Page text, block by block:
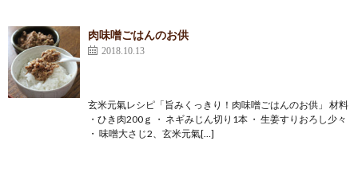
肉味噌ごはんのお供
2018.10.13
玄米元氣レシピ「旨みくっきり！肉味噌ごはんのお供」 材料
・ひき肉200ｇ ・ ネギみじん切り1本 ・ 生姜すりおろし少々
・ 味噌大さじ2、玄米元氣[…]